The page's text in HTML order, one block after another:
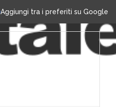
Aggiungi tra i preferiti su Google